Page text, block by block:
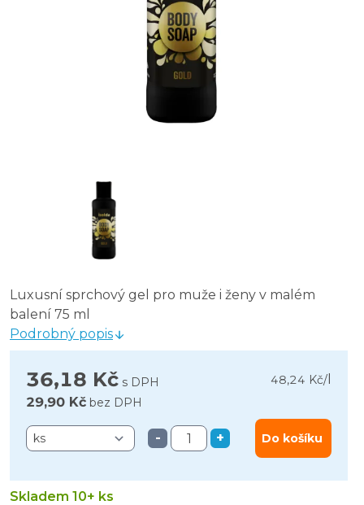
Luxusní sprchový gel pro muže i ženy v malém
balení 75 ml
Podrobný popis
36,18 Kč s DPH 48,24 Kč/
29,90 Kč bez DPH
- + Do košíku
Skladem 10+ ks